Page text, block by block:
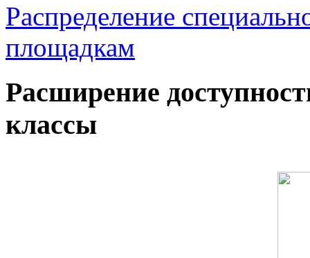
Распределение
площадкам
Расширение
классы